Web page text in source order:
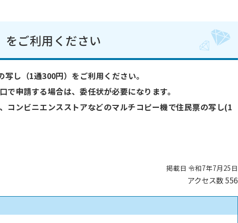
ご利用ください
し（1通300円）をご利用ください。
申請する場合は、委任状が必要になります。
コンビニエンスストアなどのマルチコピー機で住民票の写し(1
掲載日 令和7年7月25日
アクセス数556